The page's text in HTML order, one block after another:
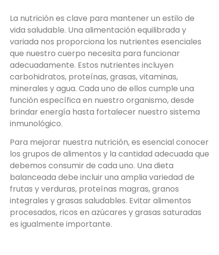
La nutrición es clave para mantener un estilo de
vida saludable. Una alimentación equilibrada y
variada nos proporciona los nutrientes esenciales
que nuestro cuerpo necesita para funcionar
adecuadamente. Estos nutrientes incluyen
carbohidratos, proteínas, grasas, vitaminas,
minerales y agua. Cada uno de ellos cumple una
función específica en nuestro organismo, desde
brindar energía hasta fortalecer nuestro sistema
inmunológico.
Para mejorar nuestra nutrición, es esencial conocer
los grupos de alimentos y la cantidad adecuada que
debemos consumir de cada uno. Una dieta
balanceada debe incluir una amplia variedad de
frutas y verduras, proteínas magras, granos
integrales y grasas saludables. Evitar alimentos
procesados, ricos en azúcares y grasas saturadas
es igualmente importante.